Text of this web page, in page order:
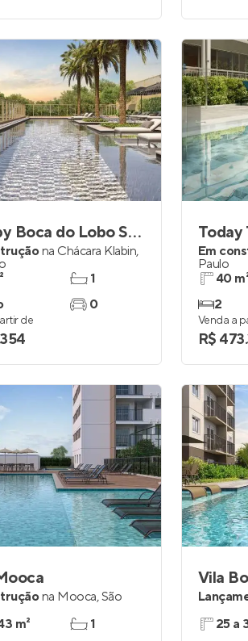
Soleil by Boca do Lobo Studios
na Chácara Klabin,
1
0
de
Today
Em
Paulo
40
2
Venda a
R$
na Mooca,São
m²
1
Vila
25 a